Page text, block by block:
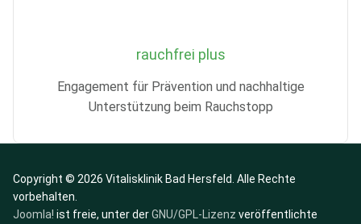
rauchfrei plus
Engagement für Prävention und nachhaltige
Unterstützung beim Rauchstopp
Copyright © 2026 Vitalisklinik Bad Hersfeld. Alle Rechte
vorbehalten.
Joomla! ist freie, unter derGNU/GPL-Lizenz veröffentlichte